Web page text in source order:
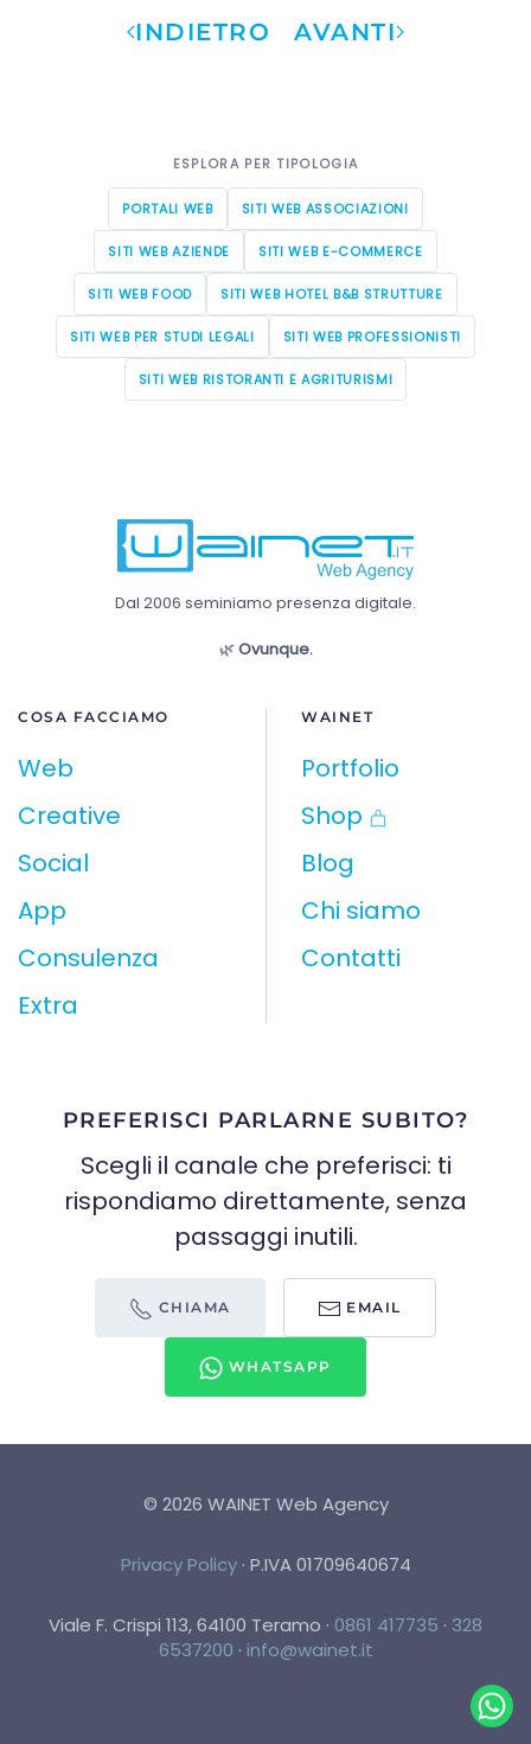
INDIETRO AVANTI
ESPLORA PER TIPOLOGIA
PORTALI WEB SITI WEB ASSOCIAZIONI
SITI WEB AZIENDE SITI WEB E-COMMERCE
SITI WEB FOOD SITI WEB HOTEL B&B STRUTTURE
SITI WEB PER STUDI LEGALI SITI WEB PROFESSIONISTI
SITI WEB RISTORANTI E AGRITURISMI
Dal 2006 seminiamo presenza digitale.
🌿 Ovunque.
COSA FACCIAMO
Web
Creative
Social
App
Consulenza
Extra
WAINET
Portfolio
Shop
Blog
Chi siamo
Contatti
PREFERISCI PARLARNE SUBITO?
Scegli il canale che preferisci: ti
rispondiamo direttamente, senza
passaggi inutili.
CHIAMA EMAIL
WHATSAPP
© 2026 WAINET Web Agency
Privacy Policy · P.IVA 01709640674
Viale F. Crispi 113, 64100 Teramo · 0861 417735 · 328
6537200 · info@wainet.it